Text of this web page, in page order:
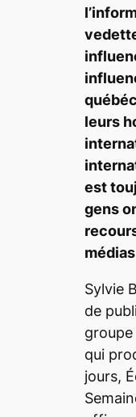
leurs
est
gens
Sylvie
de
groupe
qui
jours,